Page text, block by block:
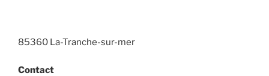
85360 La-Tranche-sur-mer
Contact